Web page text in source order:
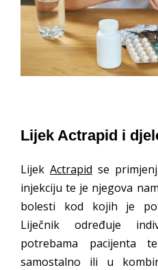
Lijek Actrapid i
Lijek Actrapid se
injekciju te je njegova
bolesti kod kojih je
Liječnik određuje
potrebama
samostalno ili u